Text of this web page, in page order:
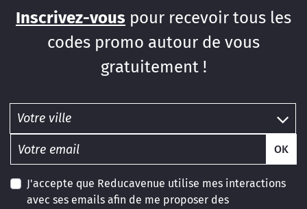
Inscrivez-vous pour recevoir tous les
codes promo autour de vous
gratuitement !
OK
J'accepte que Reducavenue utilise mes interactions
avec ses emails afin de me proposer des